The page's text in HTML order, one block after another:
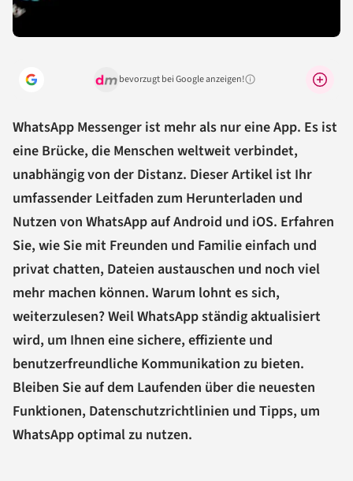
bevorzugt bei Google anzeigen!Warum lohnt sich das?
WhatsApp Messenger ist mehr als nur eine App. Es ist
eine Brücke, die Menschen weltweit verbindet,
unabhängig von der Distanz. Dieser Artikel ist Ihr
umfassender Leitfaden zum Herunterladen und
Nutzen von WhatsApp auf Android und iOS. Erfahren
Sie, wie Sie mit Freunden und Familie einfach und
privat chatten, Dateien austauschen und noch viel
mehr machen können. Warum lohnt es sich,
weiterzulesen? Weil WhatsApp ständig aktualisiert
wird, um Ihnen eine sichere, effiziente und
benutzerfreundliche Kommunikation zu bieten.
Bleiben Sie auf dem Laufenden über die neuesten
Funktionen, Datenschutzrichtlinien und Tipps, um
WhatsApp optimal zu nutzen.